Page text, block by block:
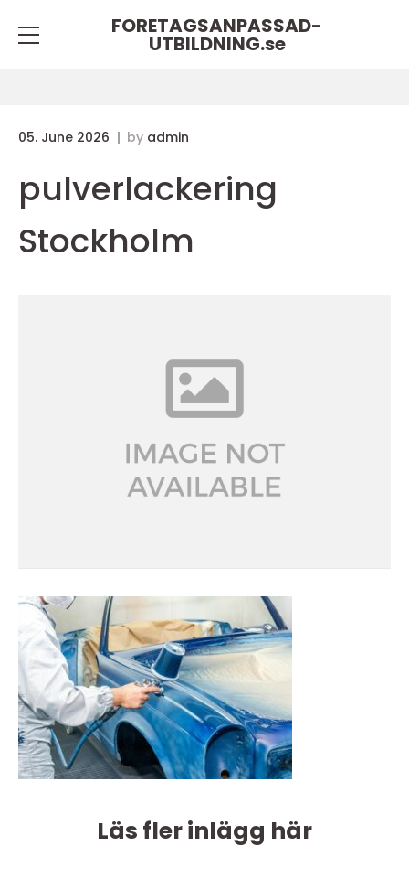
FORETAGSANPASSAD-
UTBILDNING.se
05. June 2026 by admin
pulverlackering
Stockholm
Läs fler inlägg här